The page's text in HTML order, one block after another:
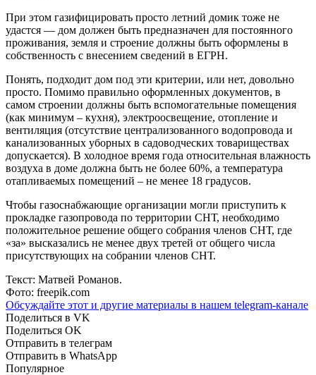
При этом газифицировать просто летний домик тоже не
удастся — дом должен быть предназначен для постоянного
проживания, земля и строение должны быть оформлены в
собственность с внесением сведений в ЕГРН.
Понять, подходит дом под эти критерии, или нет, довольно
просто. Помимо правильно оформленных документов, в
самом строении должны быть вспомогательные помещения
(как минимум – кухня), электроосвещение, отопление и
вентиляция (отсутствие централизованного водопровода и
канализованных уборных в садоводческих товариществах
допускается). В холодное время года относительная влажность
воздуха в доме должна быть не более 60%, а температура
отапливаемых помещений – не менее 18 градусов.
Чтобы газоснабжающие организации могли приступить к
прокладке газопровода по территории СНТ, необходимо
положительное решение общего собрания членов СНТ, где
«за» высказались не менее двух третей от общего числа
присутствующих на собрании членов СНТ.
Текст: Матвей Романов.
Фото: freepik.com
Обсуждайте этот и другие материалы в нашем telegram-канале
Поделиться в VK
Поделиться OK
Отправить в телеграм
Отправить в WhatsApp
Популярное